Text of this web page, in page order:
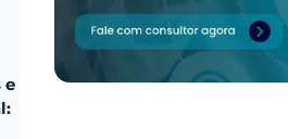
e